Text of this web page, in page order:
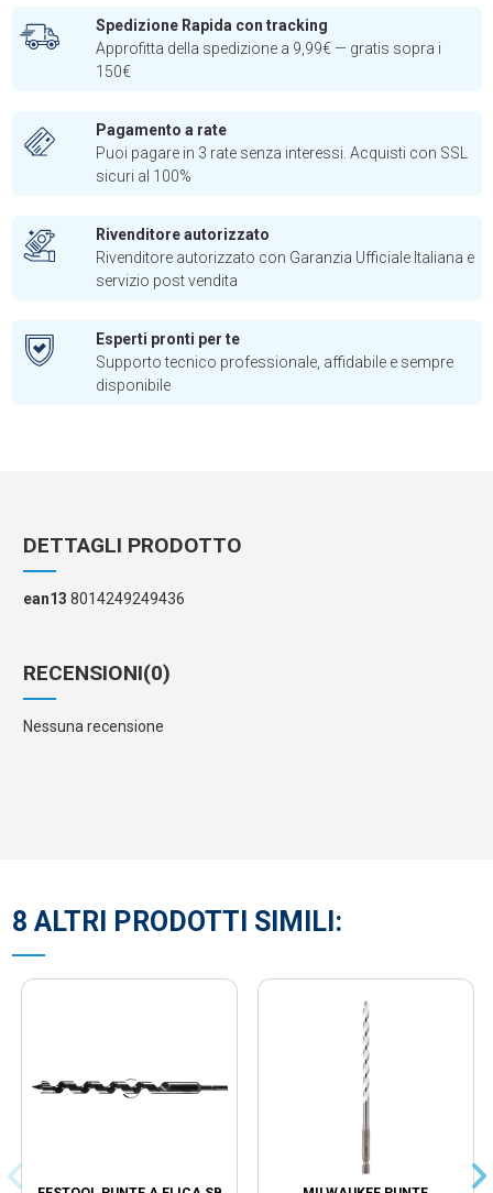
Spedizione Rapida con tracking
Approfitta della spedizione a 9,99€ — gratis sopra i
150€
Pagamento a rate
Puoi pagare in 3 rate senza interessi. Acquisti con SSL
sicuri al 100%
Rivenditore autorizzato
Rivenditore autorizzato con Garanzia Ufficiale Italiana e
servizio post vendita
Esperti pronti per te
Supporto tecnico professionale, affidabile e sempre
disponibile
DETTAGLI PRODOTTO
ean13 8014249249436
RECENSIONI(0)
Nessuna recensione
8 ALTRI PRODOTTI SIMILI: